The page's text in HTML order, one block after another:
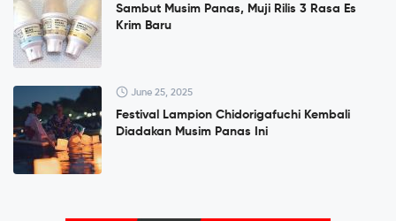
Sambut Musim Panas, Muji Rilis 3 Rasa Es
Krim Baru
June 25, 2025
Festival Lampion Chidorigafuchi Kembali
Diadakan Musim Panas Ini